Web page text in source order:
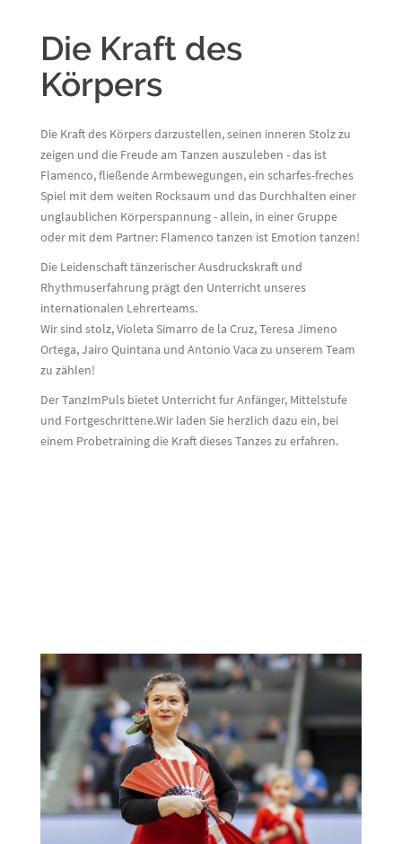
Die Kraft des
Körpers
Die Kraft des Körpers darzustellen, seinen inneren Stolz zu
zeigen und die Freude am Tanzen auszuleben - das ist
Flamenco, fließende Armbewegungen, ein scharfes-freches
Spiel mit dem weiten Rocksaum und das Durchhalten einer
unglaublichen Körperspannung - allein, in einer Gruppe
oder mit dem Partner: Flamenco tanzen ist Emotion tanzen!
Die Leidenschaft tänzerischer Ausdruckskraft und
Rhythmuserfahrung prägt den Unterricht unseres
internationalen Lehrerteams.
Wir sind stolz, Violeta Simarro de la Cruz, Teresa Jimeno
Ortega, Jairo Quintana und Antonio Vaca zu unserem Team
zu zählen!
Der TanzImPuls bietet Unterricht fur Anfänger, Mittelstufe
und Fortgeschrittene.Wir laden Sie herzlich dazu ein, bei
einem Probetraining die Kraft dieses Tanzes zu erfahren.